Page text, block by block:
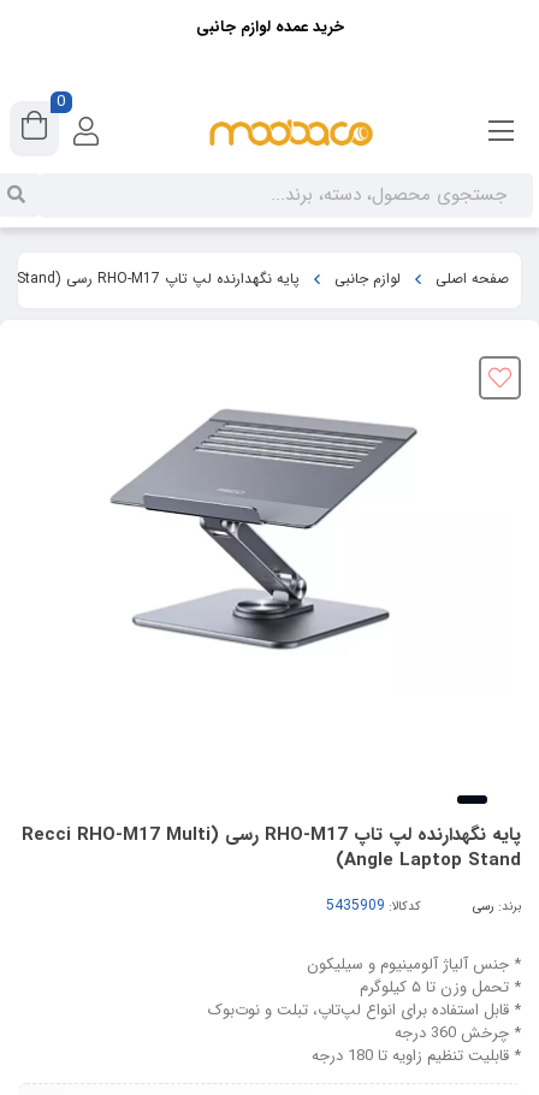
صفحه اصلی لوازم جانبی پایه نگهدارنده لپ تاپ RHO-M17 رسی (Recci RHO-M17 Multi Angle Laptop Stand)
پایه نگهدارنده لپ تاپ RHO-M17 رسی (Recci RHO-M17 Multi
Angle Laptop Stand)
برند: رسی کدکالا:
* جنس آلیاژ آلومینیوم و سیلیکون
* تحمل وزن تا ۵ کیلوگرم
* قابل استفاده برای انواع لپ‌تاپ، تبلت و نوت‌بوک
* چرخش 360 درجه
* قابلیت تنظیم زاویه تا 180 درجه
خرید عمده لوازم جانبی
0